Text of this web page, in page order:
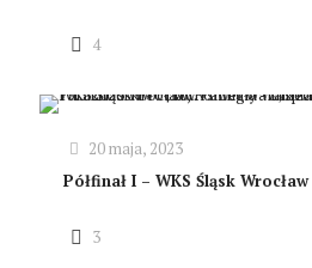
4
20 maja, 2023
Półfinał I – WKS Śląsk
3